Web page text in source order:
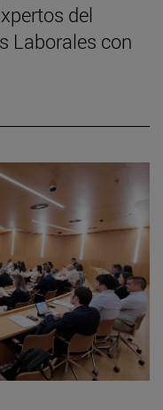
del
Laborales con